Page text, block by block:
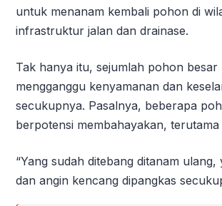
untuk menanam kembali pohon di
infrastruktur jalan dan drainase.
Tak hanya itu, sejumlah pohon
mengganggu kenyamanan dan
secukupnya. Pasalnya, beberapa
berpotensi membahayakan,
“Yang sudah ditebang ditanam
dan angin kencang dipangkas